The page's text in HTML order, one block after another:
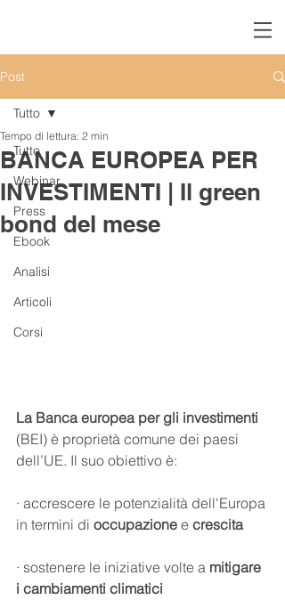
Post
Tutto
Webinar
Press
Ebook
Analisi
Articoli
Corsi
Tutto
BANCA EUROPEA PER
INVESTIMENTI | Il green
bond del mese
Tempo di lettura: 2 min
La Banca europea per gli investimenti
(BEI) è proprietà comune dei paesi
dell’UE. Il suo obiettivo è:
· accrescere le potenzialità dell'Europa
in termini di occupazione e crescita
· sostenere le iniziative volte a mitigare
i cambiamenti climatici